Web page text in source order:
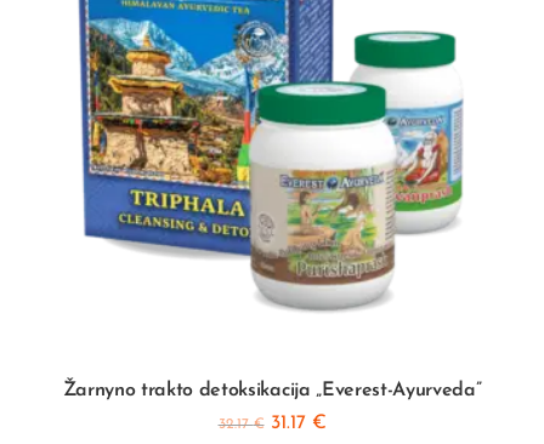
Žarnyno trakto detoksikacija „Everest-Ayurveda”
32.17€ 31.17 €